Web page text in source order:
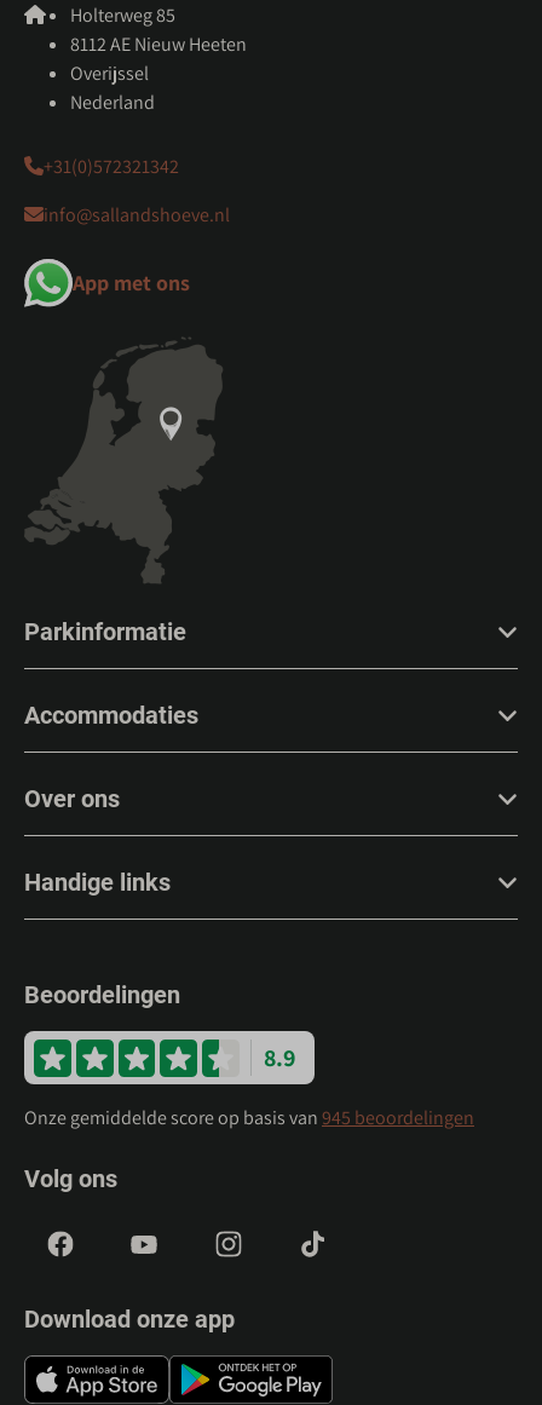
Holterweg 85
8112 AE Nieuw Heeten
Overijssel
Nederland
+31(0)572321342
info@sallandshoeve.nl
App met ons
Parkinformatie
Accommodaties
Over ons
Handige links
Beoordelingen
8.9
Onze gemiddelde score op basis van945 beoordelingen
Volg ons
Download onze app